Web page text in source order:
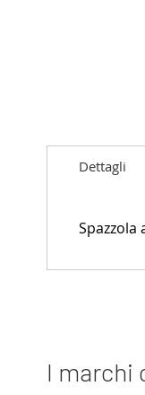
all'inizio
immagini
Dettagli
I marchi